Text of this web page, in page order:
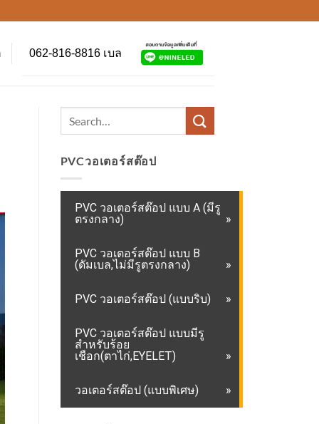
062-816-8816 เบล
PVCวอเตอร์สต๊อป
PVC วอเตอร์สต๊อป แบบ A (มีรู
ตรงกลาง)
PVC วอเตอร์สต๊อป แบบ B
(ดัมเบล,ไม่มีรูตรงกลาง)
PVC วอเตอร์สต๊อป (แบบริบ)
PVC วอเตอร์สต๊อป แบบมีรู
สำหรับร้อย
เชือก(ตาไก่,EYELET)
วอเตอร์สต๊อป (แบบพิเศษ)